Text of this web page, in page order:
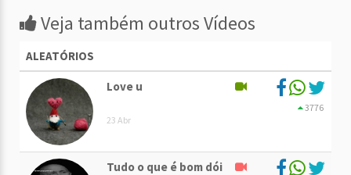
Veja também outros Vídeos
ALEATÓRIOS
Love u
23 Abr
3776
Tudo o que é bom dói